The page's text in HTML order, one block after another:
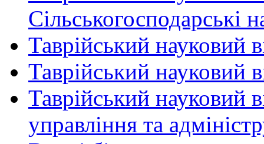
Сільськогосподарські
Таврійський науковий
Таврійський науковий
Таврійський науковий
управління та